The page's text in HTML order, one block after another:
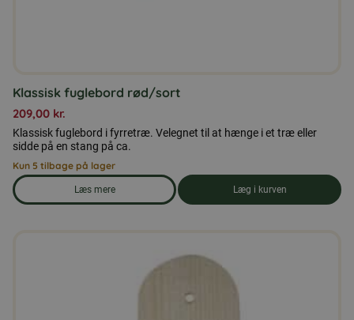
Klassisk fuglebord rød/sort
209,00 kr.
Klassisk fuglebord i fyrretræ. Velegnet til at hænge i et træ eller
sidde på en stang på ca.
Kun 5 tilbage på lager
Læs mere
om produkten Klassisk fuglebord rød/sort
Læg i kurven